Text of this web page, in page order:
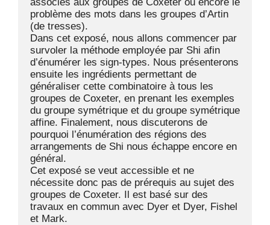
problème des mots dans les groupes d’Artin
(de tresses).
Dans cet exposé, nous allons commencer par
survoler la méthode employée par Shi afin
d’énumérer les sign-types. Nous présenterons
ensuite les ingrédients permettant de
généraliser cette combinatoire à tous les
groupes de Coxeter, en prenant les exemples
du groupe symétrique et du groupe symétrique
affine. Finalement, nous discuterons de
pourquoi l’énumération des régions des
arrangements de Shi nous échappe encore en
général.
Cet exposé se veut accessible et ne
nécessite donc pas de prérequis au sujet des
groupes de Coxeter. Il est basé sur des
travaux en commun avec Dyer et Dyer, Fishel
et Mark.